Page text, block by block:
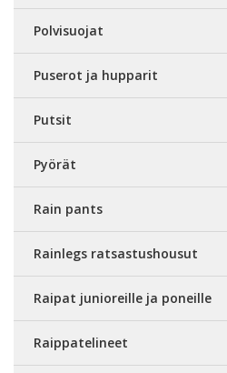
Polvisuojat
Puserot ja hupparit
Putsit
Pyörät
Rain pants
Rainlegs ratsastushousut
Raipat junioreille ja poneille
Raippatelineet